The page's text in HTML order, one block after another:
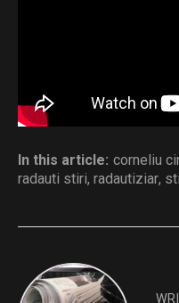
In this article: corneliu
radauti stiri, radautiziar,